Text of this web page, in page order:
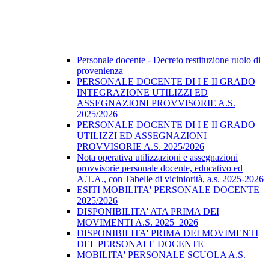
Personale docente - Decreto restituzione ruolo di
provenienza
PERSONALE DOCENTE DI I E II GRADO
INTEGRAZIONE UTILIZZI ED
ASSEGNAZIONI PROVVISORIE A.S.
2025/2026
PERSONALE DOCENTE DI I E II GRADO
UTILIZZI ED ASSEGNAZIONI
PROVVISORIE A.S. 2025/2026
Nota operativa utilizzazioni e assegnazioni
provvisorie personale docente, educativo ed
A.T.A., con Tabelle di viciniorità, a.s. 2025-2026
ESITI MOBILITA' PERSONALE DOCENTE
2025/2026
DISPONIBILITA' ATA PRIMA DEI
MOVIMENTI A.S. 2025_2026
DISPONIBILITA' PRIMA DEI MOVIMENTI
DEL PERSONALE DOCENTE
MOBILITA' PERSONALE SCUOLA A.S.